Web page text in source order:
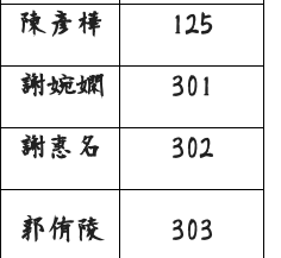
陳彥樺 125
謝婉嫻 301
謝惠名 302
郭侑陵 303